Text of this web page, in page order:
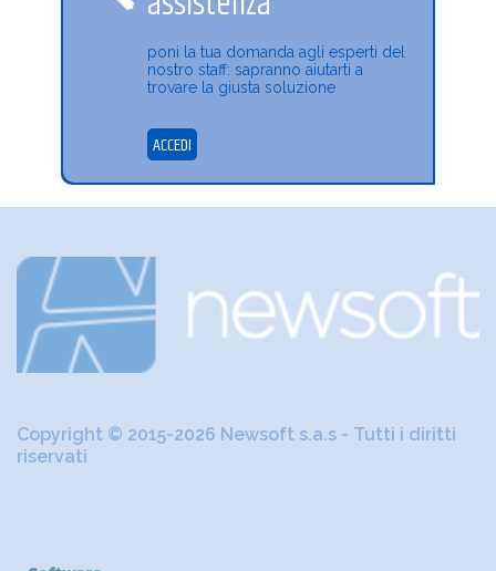
poni la tua domanda agli esperti del
nostro staff: sapranno aiutarti a
trovare la giusta soluzione
ACCEDI
Copyright © 2015-2026 Newsoft s.a.s - Tutti i diritti
riservati